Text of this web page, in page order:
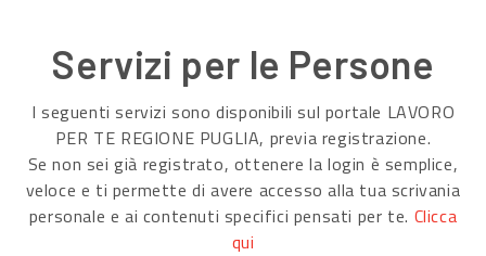
Servizi per le Persone
I seguenti servizi sono disponibili sul portale LAVORO
PER TE REGIONE PUGLIA, previa registrazione.
Se non sei già registrato, ottenere la login è semplice,
veloce e ti permette di avere accesso alla tua scrivania
personale e ai contenuti specifici pensati per te. Clicca
qui